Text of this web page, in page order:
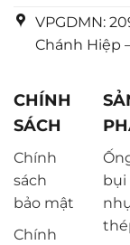
VPGDMN:
Chánh Hiệp
CHÍNH
SÁCH
Chính
sách
bảo mật
Chính
bụi